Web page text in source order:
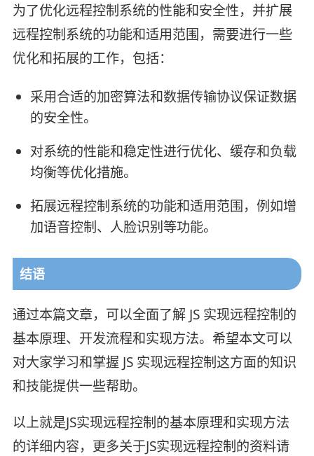
为了优化远程控制系统的性能和安全性，并扩展
远程控制系统的功能和适用范围，需要进行一些
优化和拓展的工作，包括：
采用合适的加密算法和数据传输协议保证数据
的安全性。
对系统的性能和稳定性进行优化、缓存和负载
均衡等优化措施。
拓展远程控制系统的功能和适用范围，例如增
加语音控制、人脸识别等功能。
结语
通过本篇文章，可以全面了解 JS 实现远程控制的
基本原理、开发流程和实现方法。希望本文可以
对大家学习和掌握 JS 实现远程控制这方面的知识
和技能提供一些帮助。
以上就是JS实现远程控制的基本原理和实现方法
的详细内容，更多关于JS实现远程控制的资料请